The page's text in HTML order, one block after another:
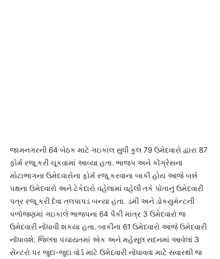
જામનગરની 64 બેઠક માટે ગઇકાલ સુધી કુલ 79 ઉમેદવારો દ્વારા 87
ફોર્મ રજૂ કરી ચૂકવામાં આવ્યા હતા. ભાજપ અને કોંગ્રેસના
મોટાભાગના ઉમેદવારોના ફોર્મ રજૂ કરવાના બાકી હોય આજે બન્ને
પક્ષના ઉમેદવારો અને ટેકેદારો વહેલામાં વહેલી તકે પોતાનું ઉમેદવારી
પત્ર રજૂ કરી દેવા તલપાપડ બન્યા હતા. ડમી અને ડોકયુમેન્ટની
પળોજણમાં ગઇકાલે ભાજપના 64 પૈકી માત્ર 3 ઉમેદવારો જ
ઉમેદવારી નોંધાવી શકયા હતા. બાકીના 61 ઉમેદવારો આજે ઉમેદવારી
નોંધાવશે. જિલ્લા પંચાયતમાં એક અને મહેસૂલ સદનમાં આવેલાં 3
સેન્ટરો પર જુદા-જુદા વોર્ડ માટે ઉમેદવારી નોંધાવવા માટે સવારથી જ